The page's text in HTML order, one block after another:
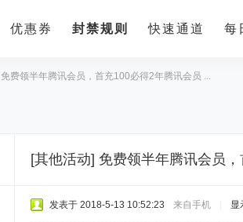
优惠券 封禁规则 快速通道 每
免费领半年腾讯会员，首充100必得2年腾讯会员 ...
[其他活动] 免费领半年腾讯会员
发表于 2018-5-13 10:52:23 来自手机 显